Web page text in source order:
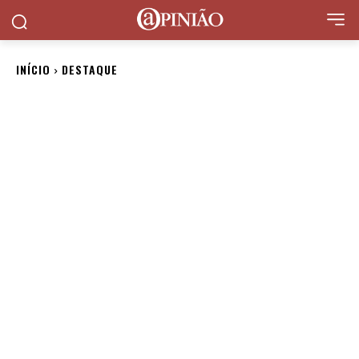
INÍCIO DESTAQUE